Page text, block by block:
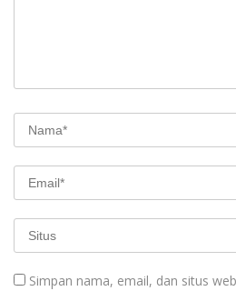
Simpan nama, email, dan situs